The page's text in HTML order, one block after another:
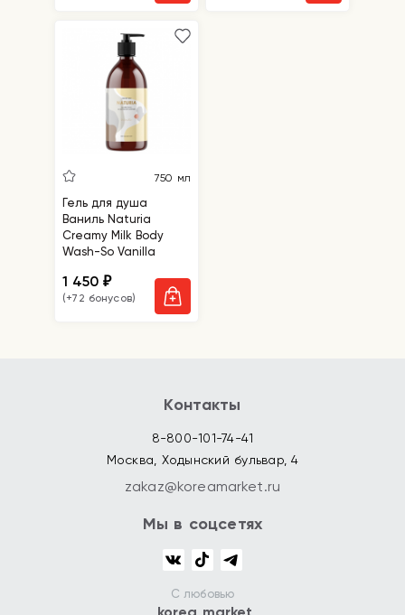
750 мл
Гель для душа
Ваниль Naturia
Creamy Milk Body
Wash-So Vanilla
1 450₽
(+72 бонусов)
Контакты
8-800-101-74-41
Москва, Ходынский бульвар, 4
zakaz@koreamarket.ru
Мы в соцсетях
С любовью